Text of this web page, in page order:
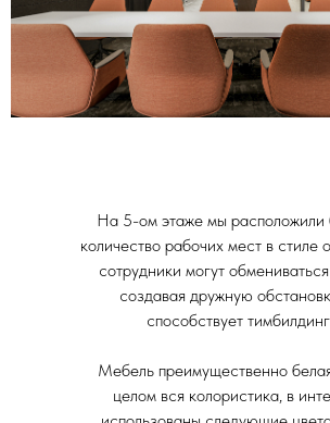
На 5-ом этаже мы расположили
количество рабочих мест в стиле
сотрудники могут
создавая дружную
способствует
Мебель преимущественно
целом вся колористика, в